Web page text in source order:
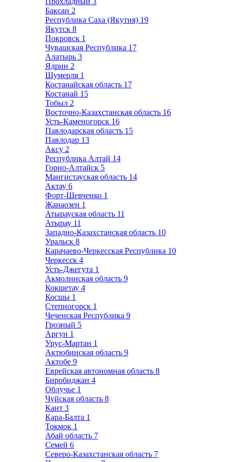
Баксан 2
Республика Саха (Якутия) 19
Якутск 8
Покровск 1
Чувашская Республика 17
Алатырь 3
Ядрин 2
Шумерля 1
Костанайская область 17
Костанай 15
Тобыл 2
Восточно-Казахстанская область 16
Усть-Каменогорск 16
Павлодарская область 15
Павлодар 13
Аксу 2
Республика Алтай 14
Горно-Алтайск 5
Мангистауская область 14
Актау 6
Форт-Шевченко 1
Жанаозен 1
Атырауская область 11
Атырау 11
Западно-Казахстанская область 10
Уральск 8
Карачаево-Черкесская Республика 10
Черкесск 4
Усть-Джегута 1
Акмолинская область 9
Кокшетау 4
Косшы 1
Степногорск 1
Чеченская Республика 9
Грозный 5
Аргун 1
Урус-Мартан 1
Актюбинская область 9
Актобе 9
Еврейская автономная область 8
Биробиджан 4
Облучье 1
Чуйская область 8
Кант 3
Кара-Балта 1
Токмок 1
Абай область 7
Семей 6
Северо-Казахстанская область 7